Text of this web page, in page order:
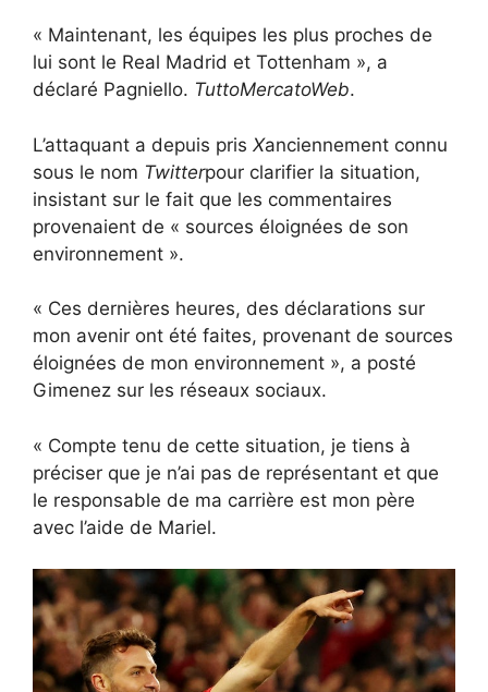
« Maintenant, les équipes les plus proches de
lui sont le Real Madrid et Tottenham », a
déclaré Pagniello. TuttoMercatoWeb.
L’attaquant a depuis pris Xanciennement connu
sous le nom Twitterpour clarifier la situation,
insistant sur le fait que les commentaires
provenaient de « sources éloignées de son
environnement ».
« Ces dernières heures, des déclarations sur
mon avenir ont été faites, provenant de sources
éloignées de mon environnement », a posté
Gimenez sur les réseaux sociaux.
« Compte tenu de cette situation, je tiens à
préciser que je n’ai pas de représentant et que
le responsable de ma carrière est mon père
avec l’aide de Mariel.